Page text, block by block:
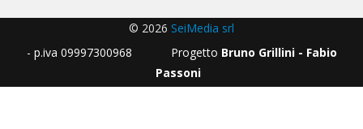
© 2026 SeiMedia srl
- p.iva 09997300968 Progetto Bruno Grillini - Fabio
Passoni